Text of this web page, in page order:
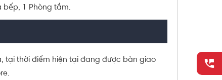
bếp, 1 Phòng tắm.
tại thời điểm hiện tại đang được bàn giao